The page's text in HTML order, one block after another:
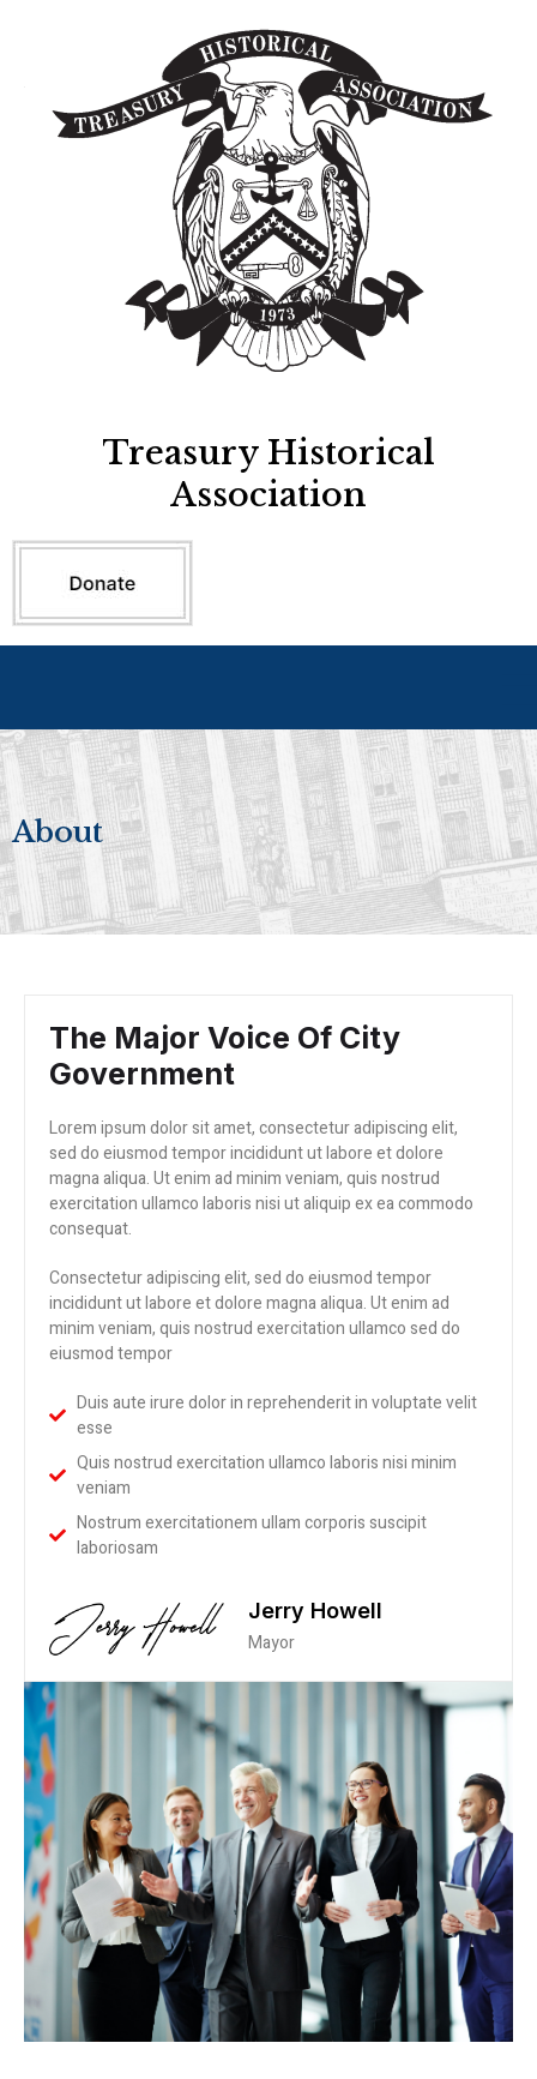
Treasury Historical
Association
About
The Major Voice Of City
Government
Lorem ipsum dolor sit amet, consectetur adipiscing elit,
sed do eiusmod tempor incididunt ut labore et dolore
magna aliqua. Ut enim ad minim veniam, quis nostrud
exercitation ullamco laboris nisi ut aliquip ex ea commodo
consequat.
Consectetur adipiscing elit, sed do eiusmod tempor
incididunt ut labore et dolore magna aliqua. Ut enim ad
minim veniam, quis nostrud exercitation ullamco sed do
eiusmod tempor
Duis aute irure dolor in reprehenderit in voluptate velit
esse
Quis nostrud exercitation ullamco laboris nisi minim
veniam
Nostrum exercitationem ullam corporis suscipit
laboriosam
Jerry Howell
Mayor